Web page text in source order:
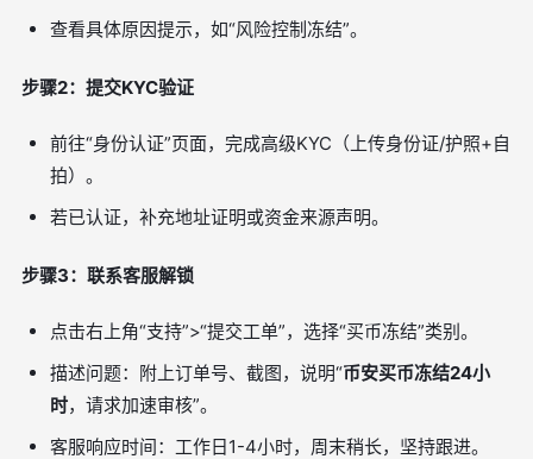
查看具体原因提示，如“风险控制冻结”。
步骤2：提交KYC验证
前往“身份认证”页面，完成高级KYC（上传身份证/护照+自
拍）。
若已认证，补充地址证明或资金来源声明。
步骤3：联系客服解锁
点击右上角“支持”>“提交工单”，选择“买币冻结”类别。
描述问题：附上订单号、截图，说明“币安买币冻结24小
时，请求加速审核”。
客服响应时间：工作日1-4小时，周末稍长，坚持跟进。